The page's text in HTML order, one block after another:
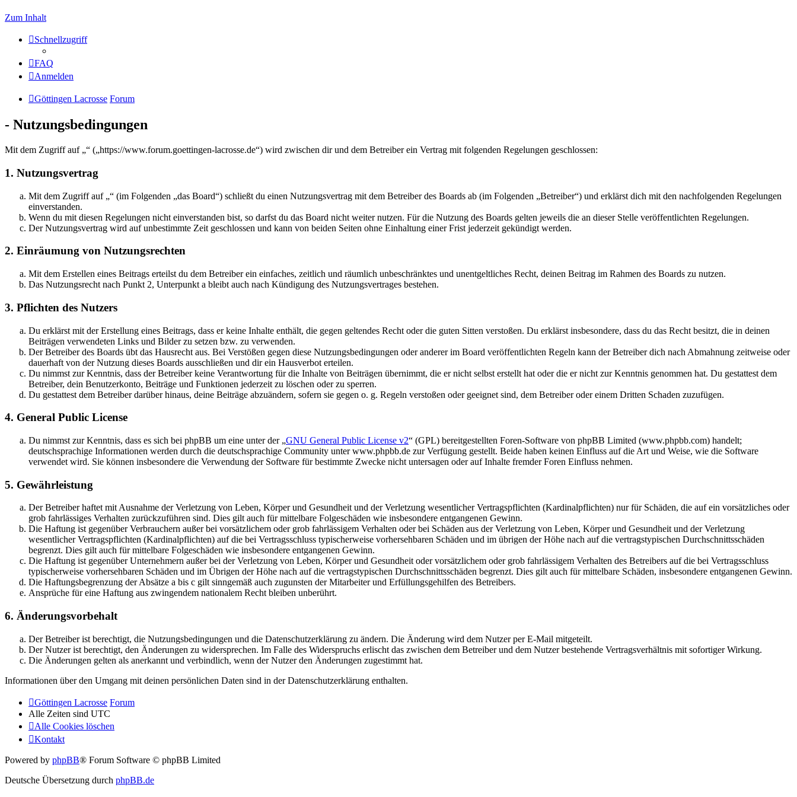
Zum Inhalt
Schnellzugriff
FAQ
Anmelden
Göttingen Lacrosse Forum
- Nutzungsbedingungen
Mit dem Zugriff auf „“ („https://www.forum.goettingen-lacrosse.de“) wird zwischen dir und dem Betreiber ein Vertrag mit folgenden Regelungen geschlossen:
1. Nutzungsvertrag
Mit dem Zugriff auf „“ (im Folgenden „das Board“) schließt du einen Nutzungsvertrag mit dem Betreiber des Boards ab (im Folgenden „Betreiber“) und erklärst dich mit den nachfolgenden Regelungen
einverstanden.
Wenn du mit diesen Regelungen nicht einverstanden bist, so darfst du das Board nicht weiter nutzen. Für die Nutzung des Boards gelten jeweils die an dieser Stelle veröffentlichten Regelungen.
Der Nutzungsvertrag wird auf unbestimmte Zeit geschlossen und kann von beiden Seiten ohne Einhaltung einer Frist jederzeit gekündigt werden.
2. Einräumung von Nutzungsrechten
Mit dem Erstellen eines Beitrags erteilst du dem Betreiber ein einfaches, zeitlich und räumlich unbeschränktes und unentgeltliches Recht, deinen Beitrag im Rahmen des Boards zu nutzen.
Das Nutzungsrecht nach Punkt 2, Unterpunkt a bleibt auch nach Kündigung des Nutzungsvertrages bestehen.
3. Pflichten des Nutzers
Du erklärst mit der Erstellung eines Beitrags, dass er keine Inhalte enthält, die gegen geltendes Recht oder die guten Sitten verstoßen. Du erklärst insbesondere, dass du das Recht besitzt, die in deinen
Beiträgen verwendeten Links und Bilder zu setzen bzw. zu verwenden.
Der Betreiber des Boards übt das Hausrecht aus. Bei Verstößen gegen diese Nutzungsbedingungen oder anderer im Board veröffentlichten Regeln kann der Betreiber dich nach Abmahnung zeitweise oder
dauerhaft von der Nutzung dieses Boards ausschließen und dir ein Hausverbot erteilen.
Du nimmst zur Kenntnis, dass der Betreiber keine Verantwortung für die Inhalte von Beiträgen übernimmt, die er nicht selbst erstellt hat oder die er nicht zur Kenntnis genommen hat. Du gestattest dem
Betreiber, dein Benutzerkonto, Beiträge und Funktionen jederzeit zu löschen oder zu sperren.
Du gestattest dem Betreiber darüber hinaus, deine Beiträge abzuändern, sofern sie gegen o. g. Regeln verstoßen oder geeignet sind, dem Betreiber oder einem Dritten Schaden zuzufügen.
4. General Public License
Du nimmst zur Kenntnis, dass es sich bei phpBB um eine unter der „GNU General Public License v2“ (GPL) bereitgestellten Foren-Software von phpBB Limited (www.phpbb.com) handelt;
deutschsprachige Informationen werden durch die deutschsprachige Community unter www.phpbb.de zur Verfügung gestellt. Beide haben keinen Einfluss auf die Art und Weise, wie die Software
verwendet wird. Sie können insbesondere die Verwendung der Software für bestimmte Zwecke nicht untersagen oder auf Inhalte fremder Foren Einfluss nehmen.
5. Gewährleistung
Der Betreiber haftet mit Ausnahme der Verletzung von Leben, Körper und Gesundheit und der Verletzung wesentlicher Vertragspflichten (Kardinalpflichten) nur für Schäden, die auf ein vorsätzliches oder
grob fahrlässiges Verhalten zurückzuführen sind. Dies gilt auch für mittelbare Folgeschäden wie insbesondere entgangenen Gewinn.
Die Haftung ist gegenüber Verbrauchern außer bei vorsätzlichem oder grob fahrlässigem Verhalten oder bei Schäden aus der Verletzung von Leben, Körper und Gesundheit und der Verletzung
wesentlicher Vertragspflichten (Kardinalpflichten) auf die bei Vertragsschluss typischerweise vorhersehbaren Schäden und im übrigen der Höhe nach auf die vertragstypischen Durchschnittsschäden
begrenzt. Dies gilt auch für mittelbare Folgeschäden wie insbesondere entgangenen Gewinn.
Die Haftung ist gegenüber Unternehmern außer bei der Verletzung von Leben, Körper und Gesundheit oder vorsätzlichem oder grob fahrlässigem Verhalten des Betreibers auf die bei Vertragsschluss
typischerweise vorhersehbaren Schäden und im Übrigen der Höhe nach auf die vertragstypischen Durchschnittsschäden begrenzt. Dies gilt auch für mittelbare Schäden, insbesondere entgangenen Gewinn.
Die Haftungsbegrenzung der Absätze a bis c gilt sinngemäß auch zugunsten der Mitarbeiter und Erfüllungsgehilfen des Betreibers.
Ansprüche für eine Haftung aus zwingendem nationalem Recht bleiben unberührt.
6. Änderungsvorbehalt
Der Betreiber ist berechtigt, die Nutzungsbedingungen und die Datenschutzerklärung zu ändern. Die Änderung wird dem Nutzer per E-Mail mitgeteilt.
Der Nutzer ist berechtigt, den Änderungen zu widersprechen. Im Falle des Widerspruchs erlischt das zwischen dem Betreiber und dem Nutzer bestehende Vertragsverhältnis mit sofortiger Wirkung.
Die Änderungen gelten als anerkannt und verbindlich, wenn der Nutzer den Änderungen zugestimmt hat.
Informationen über den Umgang mit deinen persönlichen Daten sind in der Datenschutzerklärung enthalten.
Göttingen Lacrosse Forum
Alle Zeiten sind UTC
Alle Cookies löschen
Kontakt
Powered by phpBB® Forum Software © phpBB Limited
Deutsche Übersetzung durch phpBB.de